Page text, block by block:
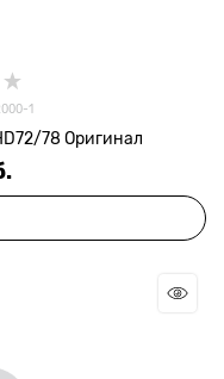
1
78 Оригинал